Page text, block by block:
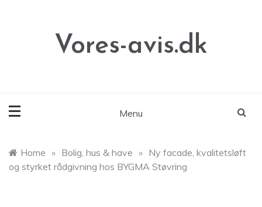
Vores-avis.dk
Menu
Home » Bolig, hus & have » Ny facade, kvalitetsløft
og styrket rådgivning hos BYGMA Støvring